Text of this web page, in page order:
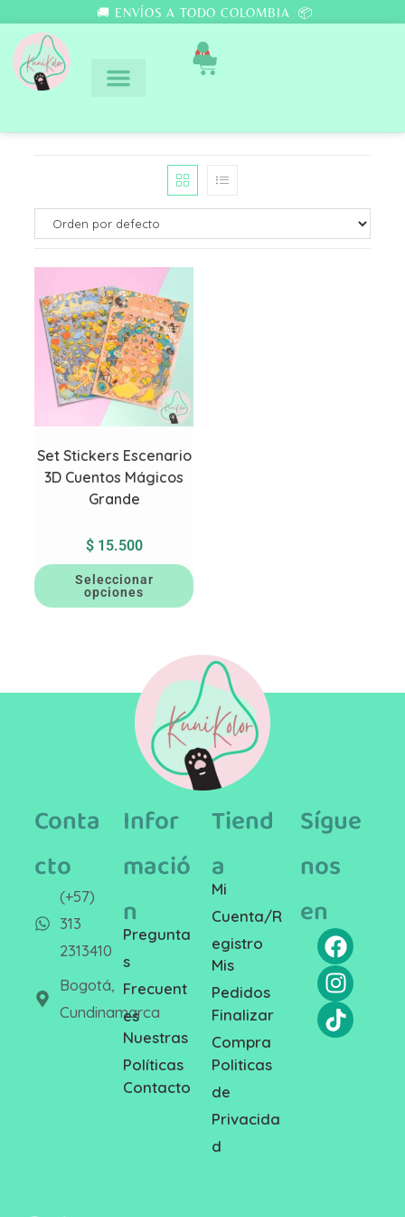
🚚 ENVÍOS A TODO COLOMBIA 📦
0
Set Stickers Escenario
3D Cuentos Mágicos
Grande
$15.500
Seleccionar
opciones
Conta
cto
(+57)
313
2313410
Bogotá,
Cundinamarca
Infor
mació
n
Pregunta
s
Frecuent
es
Nuestras
Políticas
Contacto
Tiend
a
Mi
Cuenta/R
egistro
Mis
Pedidos
Finalizar
Compra
Politicas
de
Privacida
d
Sígue
nos
en